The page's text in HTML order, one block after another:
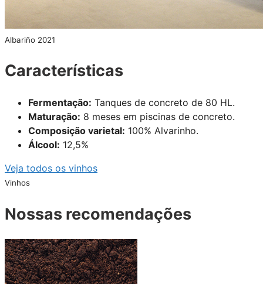
Albariño 2021
Características
Fermentação: Tanques de concreto de 80 HL.
Maturação: 8 meses em piscinas de concreto.
Composição varietal: 100% Alvarinho.
Álcool: 12,5%
Veja todos os vinhos
Vinhos
Nossas recomendações